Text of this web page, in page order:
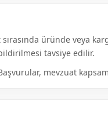
üründe veya
tavsiye edilir.
Başvurular, mevzuat